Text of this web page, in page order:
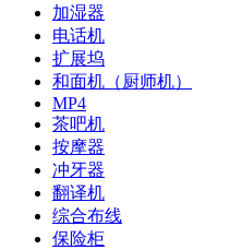
加湿器
电话机
扩展坞
和面机（厨师机）
MP4
茶吧机
按摩器
冲牙器
翻译机
综合布线
保险柜